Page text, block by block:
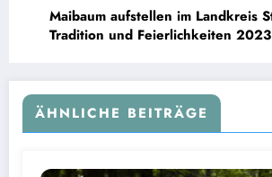
Maibaum aufstellen im Landkreis
Tradition und Feierlichkeiten 2023
ÄHNLICHE BEITRÄGE